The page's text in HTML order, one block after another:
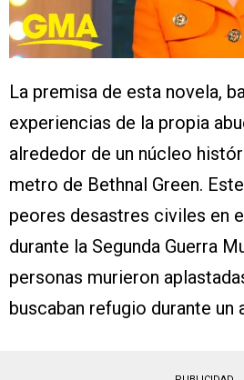
La premisa de esta novela,
experiencias de la propia
alrededor de un núcleo
metro de Bethnal Green.
peores desastres civiles en
durante la Segunda Guerra
personas murieron
buscaban refugio durante un